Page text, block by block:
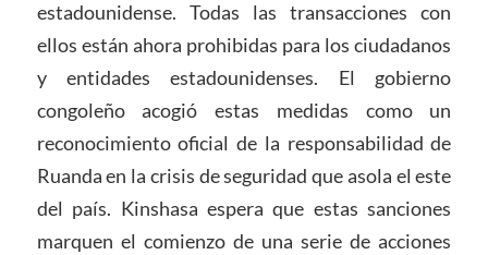
estadounidense. Todas las transacciones con
ellos están ahora prohibidas para los ciudadanos
y entidades estadounidenses. El gobierno
congoleño acogió estas medidas como un
reconocimiento oficial de la responsabilidad de
Ruanda en la crisis de seguridad que asola el este
del país. Kinshasa espera que estas sanciones
marquen el comienzo de una serie de acciones